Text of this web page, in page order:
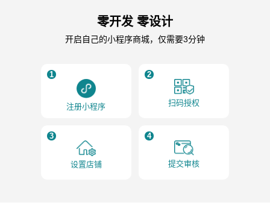
零开发 零设计
开启自己的小程序商城，仅需要3分钟
1
注册小程序
2
扫码授权
3
设置店铺
4
提交审核